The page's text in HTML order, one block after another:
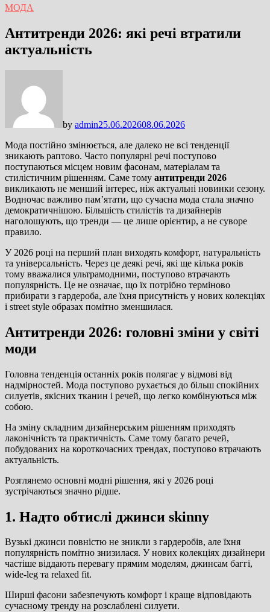
МОДА
Антитренди 2026: які речі втратили
актуальність
by admin25.06.202608.06.2026
Мода постійно змінюється, але далеко не всі тенденції
зникають раптово. Часто популярні речі поступово
поступаються місцем новим фасонам, матеріалам та
стилістичним рішенням. Саме тому антитренди 2026
викликають не менший інтерес, ніж актуальні новинки сезону.
Водночас важливо пам’ятати, що сучасна мода стала значно
демократичнішою. Більшість стилістів та дизайнерів
наголошують, що тренди — це лише орієнтир, а не суворе
правило.
У 2026 році на перший план виходять комфорт, натуральність
та універсальність. Через це деякі речі, які ще кілька років
тому вважалися ультрамодними, поступово втрачають
популярність. Це не означає, що їх потрібно терміново
прибирати з гардероба, але їхня присутність у нових колекціях
і street style образах помітно зменшилася.
Антитренди 2026: головні зміни у світі
моди
Головна тенденція останніх років полягає у відмові від
надмірностей. Мода поступово рухається до більш спокійних
силуетів, якісних тканин і речей, що легко комбінуються між
собою.
На зміну складним дизайнерським рішенням приходять
лаконічність та практичність. Саме тому багато речей,
побудованих на короткочасних трендах, поступово втрачають
актуальність.
Розглянемо основні модні рішення, які у 2026 році
зустрічаються значно рідше.
1. Надто обтислі джинси skinny
Вузькі джинси повністю не зникли з гардеробів, але їхня
популярність помітно знизилася. У нових колекціях дизайнери
частіше віддають перевагу прямим моделям, джинсам баггі,
wide-leg та relaxed fit.
Ширші фасони забезпечують комфорт і краще відповідають
сучасному тренду на розслаблені силуети.